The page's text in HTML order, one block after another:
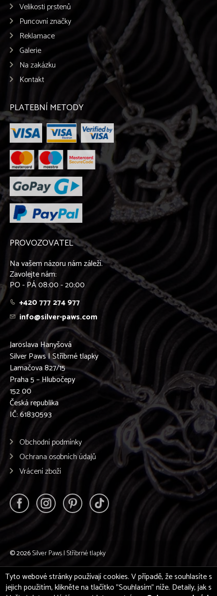
Velikosti prstenů
Puncovní značky
Reklamace
Galerie
Na zakázku
Kontakt
PLATEBNÍ METODY
PROVOZOVATEL
Na vašem názoru nám záleží.
Zavolejte nám:
PO - PÁ 08:00 - 20:00
+420 777 274 977
info@silver-paws.com
Jaroslava Hanyšová
Silver Paws | Stříbrné tlapky
Lamačova 827/15
Praha 5 – Hlubočepy
152 00
Česká republika
IČ: 61830593
Obchodní podmínky
Ochrana osobních údajů
Vrácení zboží
© 2026Silver Paws | Stříbrné tlapky
Tyto webové stránky používají cookies. V případě, že souhlasíte s
jejich použitím, klikněte na tlačítko "Souhlasím" níže. Detaily, jak s